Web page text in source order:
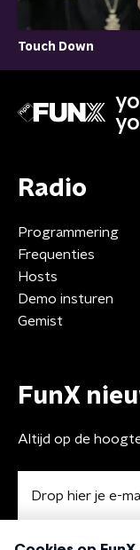
Touch Down
Radio
Programmering
Frequenties
Hosts
Demo insturen
Gemist
FunX
Altijd op de